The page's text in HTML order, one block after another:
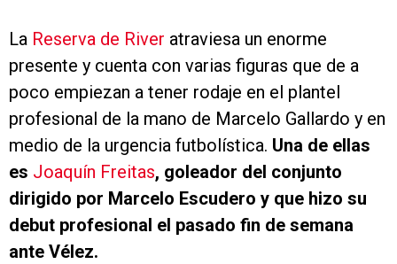
La Reserva de River atraviesa un enorme
presente y cuenta con varias figuras que de a
poco empiezan a tener rodaje en el plantel
profesional de la mano de Marcelo Gallardo y en
medio de la urgencia futbolística. Una de ellas
es Joaquín Freitas, goleador del conjunto
dirigido por Marcelo Escudero y que hizo su
debut profesional el pasado fin de semana
ante Vélez.